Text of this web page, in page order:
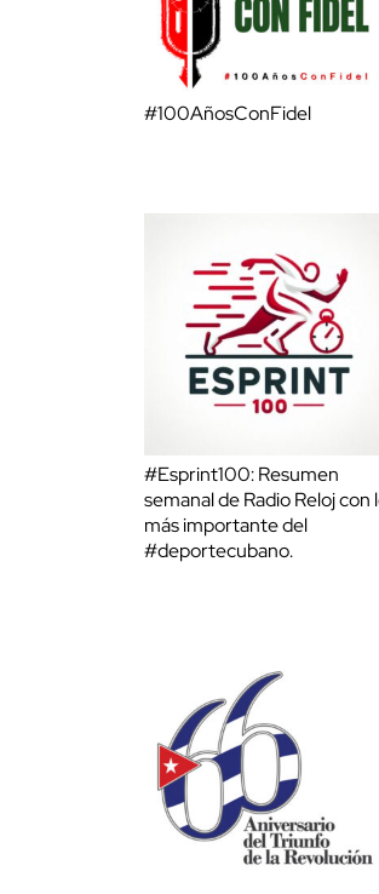
#100AñosConFidel
#Esprint100: Resumen
semanal de Radio Reloj con
más importante del
#deportecubano.